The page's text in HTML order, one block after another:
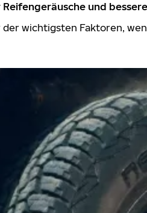
Reifengeräusche und
der wichtigsten Faktoren,